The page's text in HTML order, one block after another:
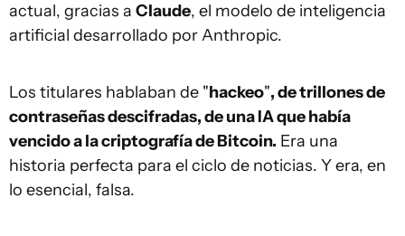
actual, gracias a Claude, el modelo de inteligencia
artificial desarrollado por Anthropic.
Los titulares hablaban de "hackeo", de trillones de
contraseñas descifradas, de una IA que había
vencido a la criptografía de Bitcoin. Era una
historia perfecta para el ciclo de noticias. Y era, en
lo esencial, falsa.